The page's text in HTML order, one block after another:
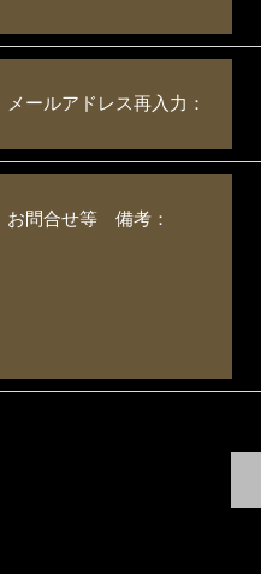
メールアドレス再入力：
お問合せ等 備考：